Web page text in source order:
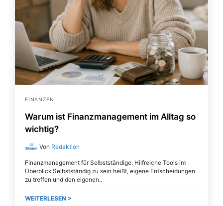
FINANZEN
Warum ist Finanzmanagement im Alltag so
wichtig?
Von Redaktion
Finanzmanagement für Selbstständige: Hilfreiche Tools im
Überblick Selbstständig zu sein heißt, eigene Entscheidungen
zu treffen und den eigenen
WEITERLESEN >